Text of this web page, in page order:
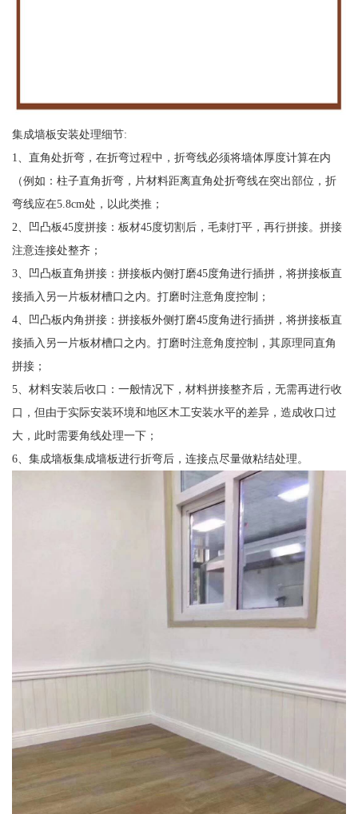
集成墙板安装处理细节:
1、直角处折弯，在折弯过程中，折弯线必须将墙体厚度计算在内
（例如：柱子直角折弯，片材料距离直角处折弯线在突出部位，折
弯线应在5.8cm处，以此类推；
2、凹凸板45度拼接：板材45度切割后，毛刺打平，再行拼接。拼接
注意连接处整齐；
3、凹凸板直角拼接：拼接板内侧打磨45度角进行插拼，将拼接板直
接插入另一片板材槽口之内。打磨时注意角度控制；
4、凹凸板内角拼接：拼接板外侧打磨45度角进行插拼，将拼接板直
接插入另一片板材槽口之内。打磨时注意角度控制，其原理同直角
拼接；
5、材料安装后收口：一般情况下，材料拼接整齐后，无需再进行收
口，但由于实际安装环境和地区木工安装水平的差异，造成收口过
大，此时需要角线处理一下；
6、集成墙板集成墙板进行折弯后，连接点尽量做粘结处理。